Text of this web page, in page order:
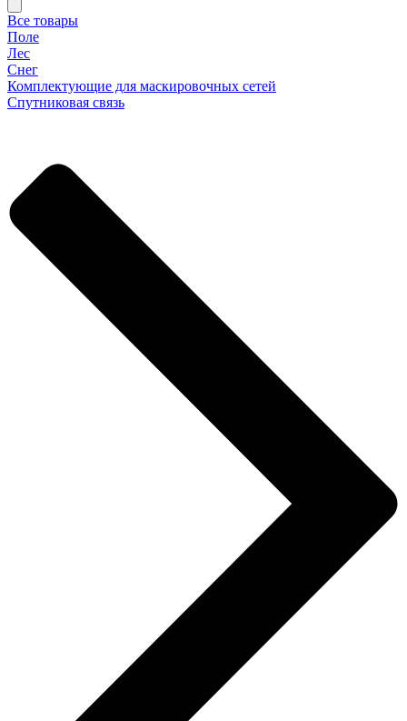
Все товары
Поле
Лес
Снег
Комплектующие для маскировочных сетей
Спутниковая связь